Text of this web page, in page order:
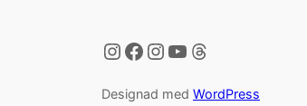
Instagram
Facebook
Instagram
YouTube
Threads
Designad med WordPress